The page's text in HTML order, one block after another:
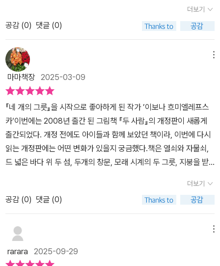
다. 어떤 관계는 열쇠와 자물쇠 같기도 하고, 넓은 바다위 두 섬같기
도 하고, 평행한 벽 같아서 절대 가까워질 수 없는 관계도 있지요. 이
런 관계들을 이보나 작가의 특유의 상상이 가득한 그림으로 표현합니
다. 2008년 출간된 책의 개정판이라 뭐가 달려졌나 싶지만, 전 원래
버전은 빌려 본 터라 .. 찾아보니까 추가된 문장도 있고, 삭제된 문장
도 있네요. 이것만으로도 개정판을 다시 구매해야 할 이유가 생기는
듯 합니다. #두사람 #이보나흐미엘레프스카 #이지원 #사계절그림
책 #개정판 #신간그림책 #사색하는그림책
더보기
공감 (0) 댓글 (0)
마마책장2025-03-09
『네 개의 그릇』을 시작으로 좋아하게 된 작가 ’이보나 흐미엘레프스
카‘이번에는 2008년 출간 된 그림책 『두 사람』의 개정판이 새롭게
출간되었다. 개정 전에도 아이들과 함께 보았던 책이라, 이번에 다시
읽는 개정판에는 어떤 변화가 있을지 궁금했다.책은 열쇠와 자물쇠,
드 넓은 바다 위 두 섬, 두개의 창문, 모래 시계의 두 그릇, 지붕을 받
두 사람의 관계를 나타내며 ’함께하는 삶과 그 의미‘에 대해 생각하게
해 준다.서로의 다름을 인정하면서 부족한 것들을 보완해 줄 수 있는
관계. 서로 다른 속도를 받아들이면서 누군가는 기다려주고, 누군가
는 앞에서 끌어줄 수 있는 관계. 결국 모든 시간 속에서도 사랑에 관한
책 의 앞표지와 뒤표지처럼 단단히 엮어 있는 관계. 이처럼 다양하게
표현된 관계를 보며 내가 맺고 있는 여러 형태의 관계를 떠올려보았
더보기
공감 (0) 댓글 (0)
rarara 2025-09-29